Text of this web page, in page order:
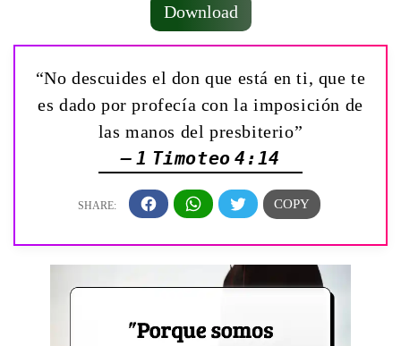
Download
“No descuides el don que está en ti, que te
es dado por profecía con la imposición de
las manos del presbiterio”
— 1 Timoteo 4:14